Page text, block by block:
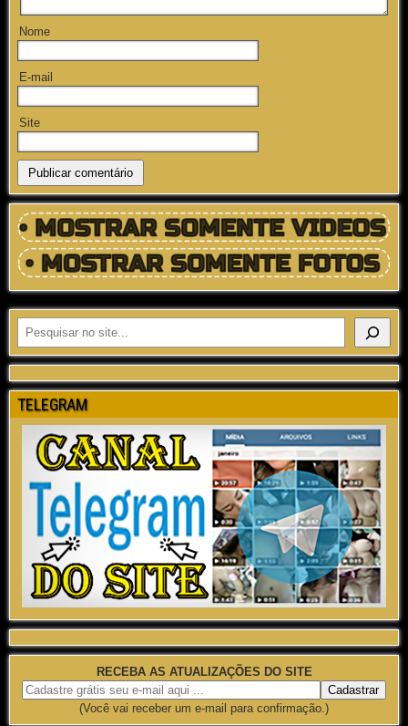
Nome
E-mail
Site
TELEGRAM
RECEBA AS ATUALIZAÇÕES DO SITE
(Você vai receber um e-mail para confirmação.)